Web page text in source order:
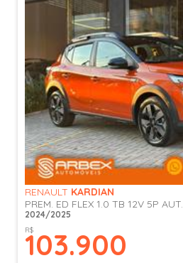
RENAULT KARDIAN
PREM. ED FLEX 1.0 TB 12V 5P AUT.
2024/2025
R$
103.900